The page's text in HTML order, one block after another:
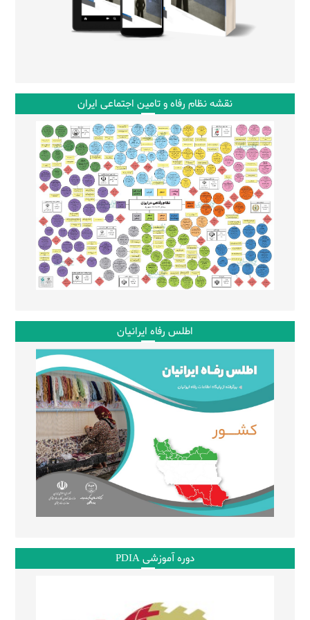
نقشه نظام رفاه و تامین اجتماعی ایران
اطلس رفاه ایرانیان
دوره آموزشی PDIA